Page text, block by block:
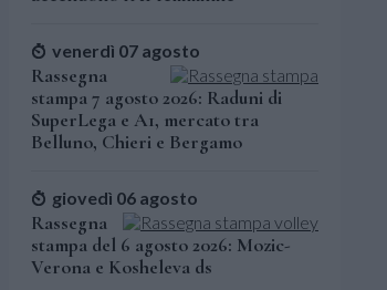
venerdì 07 agosto
Rassegna
stampa 7 agosto 2026: Raduni di
SuperLega e A1, mercato tra
Belluno, Chieri e Bergamo
giovedì 06 agosto
Rassegna
stampa del 6 agosto 2026: Mozic-
Verona e Kosheleva ds